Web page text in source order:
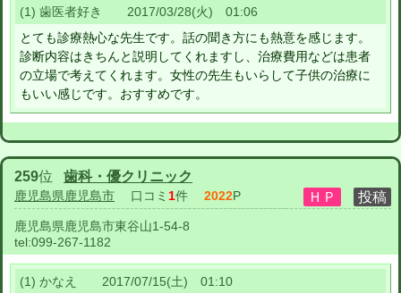
(1) 歯医者好き 2017/03/28(火) 01:06
とても診療熱心な先生です。話の聞き方にも熱意を感じます。
診断内容はきちんと説明してくれますし、治療費用などは患者
の立場で考えてくれます。女性の先生もいらして子供の治療に
もいい感じです。おすすめです。
259位 歯科・優クリニック
鹿児島県鹿児島市 口コミ 1件 2022P
鹿児島県鹿児島市東谷山1-54-8
tel:099-267-1182
(1) かなえ 2017/07/15(土) 01:10